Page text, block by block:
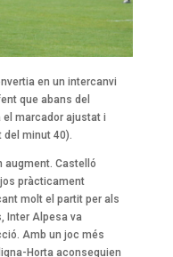
en un intercanvi
que abans del
marcador ajustat i
minut 40).
augment. Castelló
pràcticament
molt el partit per als
Inter Alpesa va
Amb un joc més
Horta aconseguien